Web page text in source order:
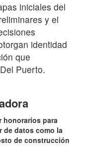
iniciales del
y el
identidad
que
Puerto.
honorarios para
de datos como la
de construcción